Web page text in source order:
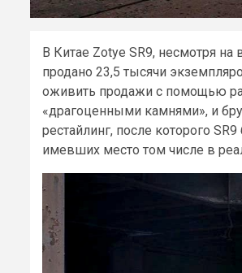
В Китае Zotye SR9, несмотря
продано 23,5 тысячи
оживить продажи с помощью
«драгоценными камнями», и
рестайлинг, после которого
имевших место том числе в